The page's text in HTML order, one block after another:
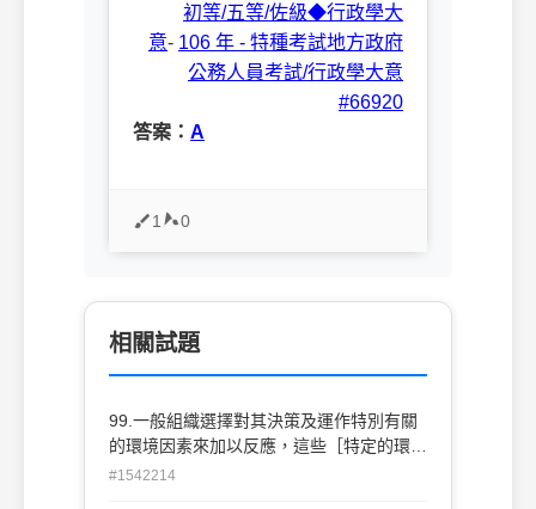
初等/五等/佐級◆行政學大
意- 106 年 - 特種考試地方政府
公務人員考試/行政學大意
#66920
答案： A
1 0
相關試題
99.一般組織選擇對其決策及運作特別有關
的環境因素來加以反應，這些［特定的環境
因素］包括？ (A)顧客，供應者，競爭者，
#1542214